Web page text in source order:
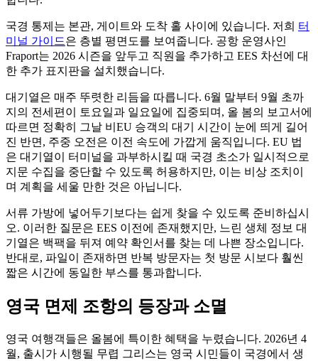
국경 통제는 본관, 게이트와 도착 홀 사이에 있습니다. 저희 터
미널 가이드은 층별 평면도를 보여줍니다. 공항 운영사인
Fraport는 2026 시즌을 앞두고 직원을 추가하고 EES 차선에 대
한 추가 표지판을 설치했습니다.
대기열은 매주 뚜렷한 리듬을 따릅니다. 6월 말부터 9월 초까
지의 전세편이 토요일과 일요일에 집중되며, 올 봄의 보고서에
따르면 정확히 그날 비EU 승객의 대기 시간이 눈에 띄게 길어
진 반면, 주중 오전은 이전 속도에 가깝게 움직입니다. EU 법
은 대기열이 터미널을 과부하시킬 때 국경 초소가 일시적으로
지문 수집을 중단할 수 있도록 허용하지만, 이는 비상 조치이
며 계획을 세울 만한 것은 아닙니다.
서류 가방에 넣어두기보다는 쉽게 찾을 수 있도록 준비하십시
오. 이러한 질문은 EES 이전에 존재했지만, 느린 생체 정보 대
기열은 백팩을 뒤져 예약 확인서를 찾는 데 나쁜 장소입니다.
반대로, 파일이 존재하면 반복 방문자는 첫 방문 시보다 훨씬
짧은 시간에 동일한 부스를 통과합니다.
영국 면제 조항의 등장과 소멸
영국 여행객들은 올봄에 특이한 혜택을 누렸습니다. 2026년 4
월, 출시가 시행될 무렵 그리스는 영국 시민들이 국경에서 생